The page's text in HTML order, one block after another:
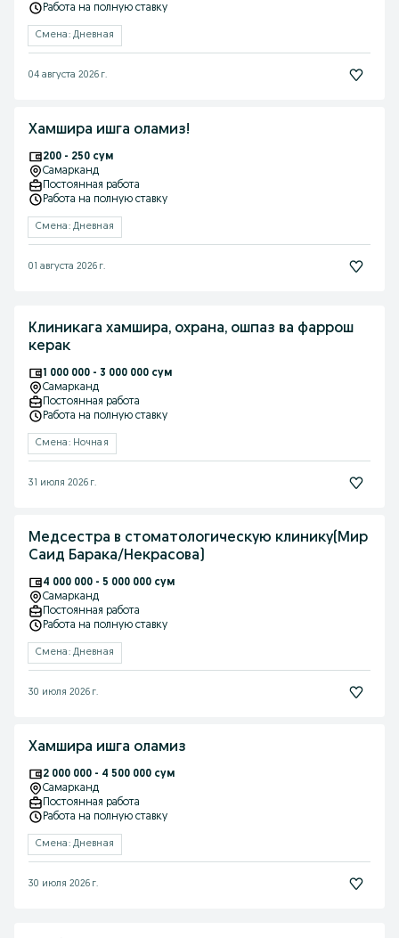
Работа на полную ставку
Смена: Дневная
04 августа 2026 г.
Хамшира ишга оламиз!
200 - 250 сум
Самарканд
Постоянная работа
Работа на полную ставку
Смена: Дневная
01 августа 2026 г.
Клиникага хамшира, охрана, ошпаз ва фаррош
керак
1 000 000 - 3 000 000 сум
Самарканд
Постоянная работа
Работа на полную ставку
Смена: Ночная
31 июля 2026 г.
Медсестра в стоматологическую клинику(Мир
Саид Барака/Некрасова)
4 000 000 - 5 000 000 сум
Самарканд
Постоянная работа
Работа на полную ставку
Смена: Дневная
30 июля 2026 г.
Хамшира ишга оламиз
2 000 000 - 4 500 000 сум
Самарканд
Постоянная работа
Работа на полную ставку
Смена: Дневная
30 июля 2026 г.